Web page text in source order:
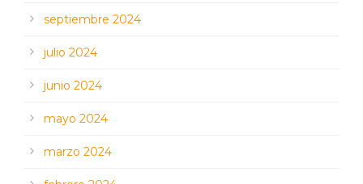
septiembre 2024
julio 2024
junio 2024
mayo 2024
marzo 2024